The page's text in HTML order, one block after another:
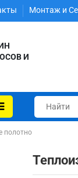
Монтаж и
И
полотно